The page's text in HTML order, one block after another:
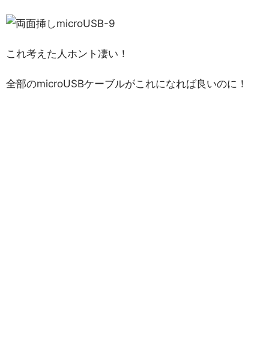
これ考えた人ホント凄い！
全部のmicroUSBケーブルがこれになれば良いのに！